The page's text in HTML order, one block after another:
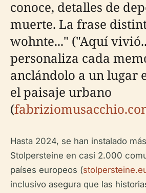
conoce, detalles de
muerte. La frase
wohnte..." ("Aquí
personaliza cada
anclándolo a un lugar
el paisaje urbano
(
Hasta 2024, se han instalado
Stolpersteine en casi 2.000
países europeos (
inclusivo asegura que las